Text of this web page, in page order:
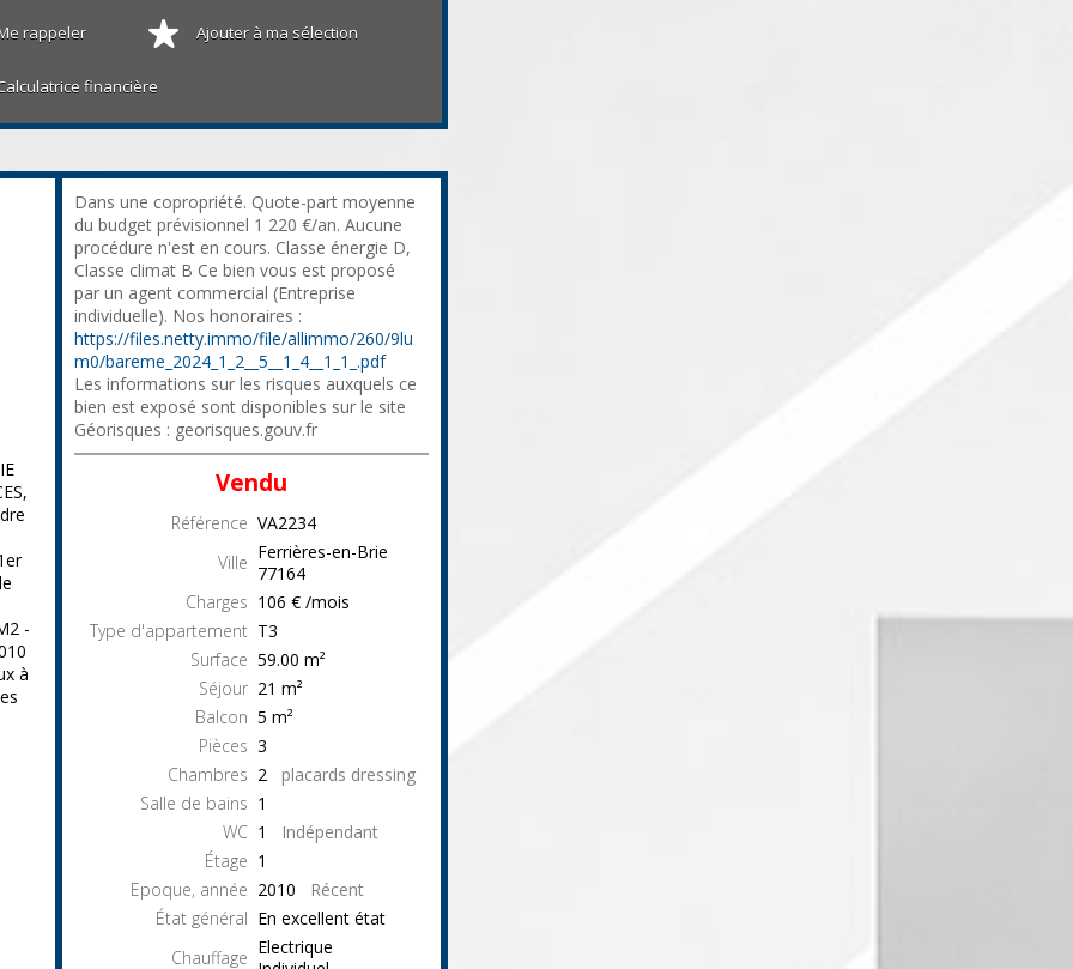
rappeler Ajouter à ma sélection
financière
-
à
Dans une copropriété. Quote-part moyenne
du budget prévisionnel 1 220 €/an. Aucune
procédure n'est en cours. Classe énergie D,
Classe climat B Ce bien vous est proposé
par un agent commercial (Entreprise
individuelle). Nos honoraires :
https://files.netty.immo/file/allimmo/260/9lu
m0/bareme_2024_1_2__5__1_4__1_1_.pdf
Les informations sur les risques auxquels ce
bien est exposé sont disponibles sur le site
Géorisques : georisques.gouv.fr
Vendu
Référence VA2234
Ville Ferrières-en-Brie
77164
Charges 106 € /mois
Type d'appartement T3
Surface 59.00 m²
Séjour 21 m²
Balcon 5 m²
Pièces 3
Chambres 2 placards dressing
Salle de bains 1
WC 1
Indépendant
Étage 1
Epoque, année 2010
Récent
État général En excellent état
Chauffage Electrique